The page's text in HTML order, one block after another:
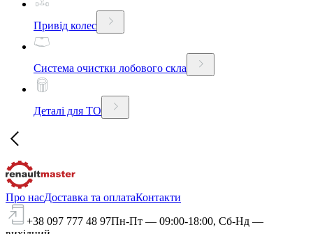
Привід колес
Система очистки лобового скла
Деталі для ТО
Про насДоставка та оплатаКонтакти
+38 097 777 48 97Пн-Пт — 09:00-18:00, Сб-Нд —